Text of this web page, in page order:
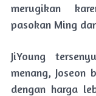
merugikan
pasokan Ming
JiYoung
menang, Joseon
dengan harga